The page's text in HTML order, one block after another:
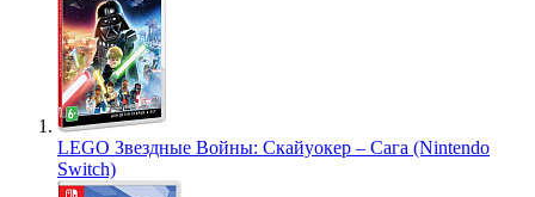
LEGO Звездные Войны: Скайуокер – Сага (Nintendo
Switch)